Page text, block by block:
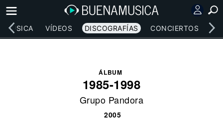
MÚSICA VÍDEOS DISCOGRAFÍAS CONCIERTOS
ÁLBUM
1985-1998
Grupo Pandora
2005